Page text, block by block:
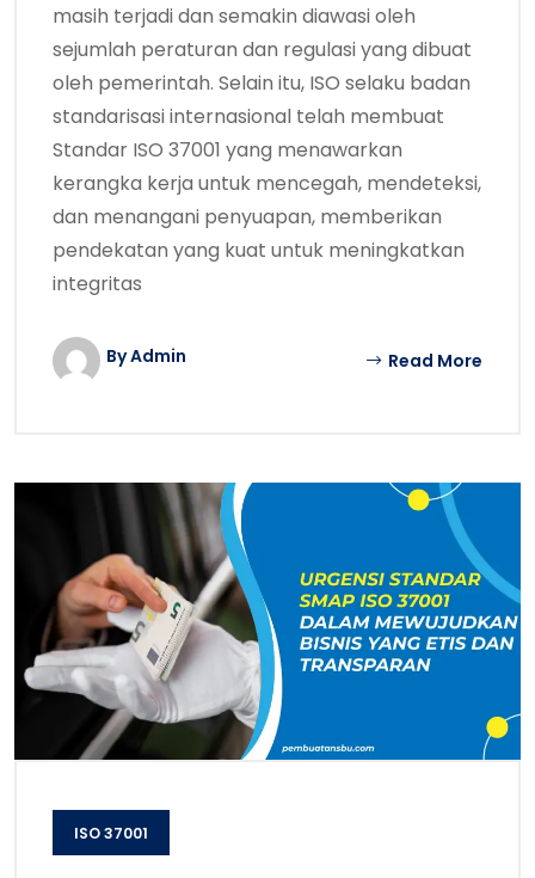
masih terjadi dan semakin diawasi oleh
sejumlah peraturan dan regulasi yang dibuat
oleh pemerintah. Selain itu, ISO selaku badan
standarisasi internasional telah membuat
Standar ISO 37001 yang menawarkan
kerangka kerja untuk mencegah, mendeteksi,
dan menangani penyuapan, memberikan
pendekatan yang kuat untuk meningkatkan
integritas
By Admin Read More
ISO 37001